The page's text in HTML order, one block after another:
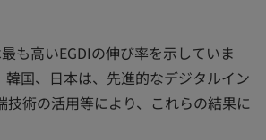
も高いEGDIの伸び率を示していま
韓国、日本は、先進的なデジタルイン
技術の活用等により、これらの結果に